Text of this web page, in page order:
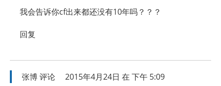
我会告诉你cf出来都还没有10年吗？？？
回复
张博评论 2015年4月24日 在 下午 5:09